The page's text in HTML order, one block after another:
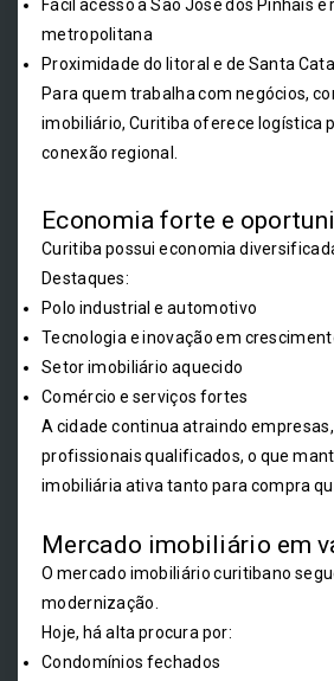
Fácil acesso a São José dos Pinhais e
metropolitana
Proximidade do litoral e de Santa
Para quem trabalha com negócios,
imobiliário, Curitiba oferece logística
conexão regional.
Economia forte e
Curitiba possui economia
Destaques:
Polo industrial e automotivo
Tecnologia e inovação em
Setor imobiliário aquecido
Comércio e serviços fortes
A cidade continua atraindo
profissionais qualificados, o que
imobiliária ativa tanto para compra
Mercado imobiliário em
O mercado imobiliário curitibano
modernização.
Hoje, há alta procura por:
Condomínios fechados